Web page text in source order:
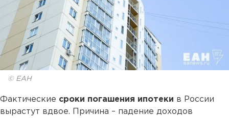
© ЕАН
Фактические сроки погашения ипотеки в России
вырастут вдвое. Причина – падение доходов